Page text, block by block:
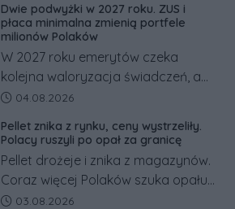
odwrócić nawet natychmiastowe
działania służb ratunkowych.
Dwie podwyżki w 2027 roku. ZUS i
płaca minimalna zmienią portfele
milionów Polaków
W 2027 roku emerytów czeka
kolejna waloryzacja świadczeń, a
pracowników podwyżka płacy
tym zmianom zyskają.
Data dodania artykułu:
04.08.2026
Pellet znika z rynku, ceny wystrzeliły.
Polacy ruszyli po opał za granicę
Pellet drożeje i znika z magazynów.
Coraz więcej Polaków szuka opału
za granicą, gdzie bywa nawet
Data dodania artykułu:
03.08.2026